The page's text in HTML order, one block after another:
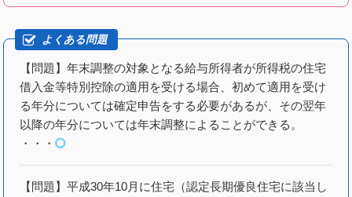
【問題】年末調整の対象となる給与所得者が所得税の住宅
借入金等特別控除の適用を受ける場合、初めて適用を受け
る年分については確定申告をする必要があるが、その翌年
以降の年分については年末調整によることができる。
・・・
【問題】平成30年10月に住宅（認定長期優良住宅に該当し